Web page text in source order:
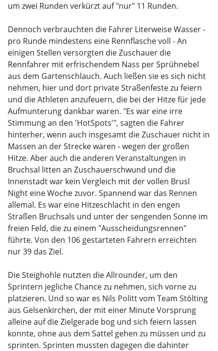
um zwei Runden verkürzt auf "nur" 11 Runden.
Dennoch verbrauchten die Fahrer Literweise Wasser -
pro Runde mindestens eine Rennflasche voll - An
einigen Stellen versorgten die Zuschauer die
Rennfahrer mit erfrischendem Nass per Sprühnebel
aus dem Gartenschlauch. Auch ließen sie es sich nicht
nehmen, hier und dort private Straßenfeste zu feiern
und die Athleten anzufeuern, die bei der Hitze für jede
Aufmunterung dankbar waren. "Es war eine irre
Stimmung an den 'HotSpots'", sagten die Fahrer
hinterher, wenn auch insgesamt die Zuschauer nicht in
Massen an der Strecke waren - wegen der großen
Hitze. Aber auch die anderen Veranstaltungen in
Bruchsal litten an Zuschauerschwund und die
Innenstadt war kein Vergleich mit der vollen Brusl
Night eine Woche zuvor. Spannend war das Rennen
allemal. Es war eine Hitzeschlacht in den engen
Straßen Bruchsals und unter der sengenden Sonne im
freien Feld, die zu einem "Ausscheidungsrennen"
führte. Von den 106 gestarteten Fahrern erreichten
nur 39 das Ziel.
Die Steighohle nutzten die Allrounder, um den
Sprintern jegliche Chance zu nehmen, sich vorne zu
platzieren. Und so war es Nils Politt vom Team Stölting
aus Gelsenkirchen, der mit einer Minute Vorsprung
alleine auf die Zielgerade bog und sich feiern lassen
konnte, ohne aus dem Sattel gehen zu müssen und zu
sprinten. Sprinten mussten dagegen die dahinter